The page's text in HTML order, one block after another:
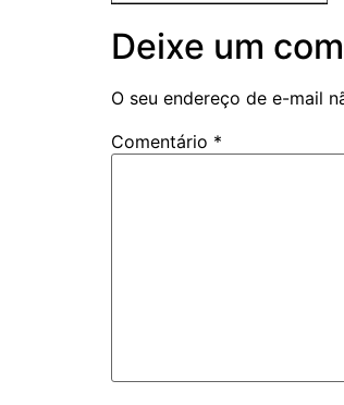
Deixe um
O seu endereço de e-mail
Comentário *